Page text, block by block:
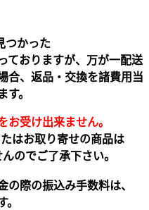
つかった
ておりますが、万が一配送
合、返品・交換を諸費用当
。
お受け出来ません｡
はお取り寄せの商品は
のでご了承下さい。
の際の振込み手数料は、